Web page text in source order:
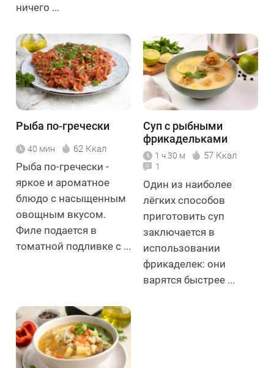
ничего ...
Рыба по-гречески
40 мин 62 Ккал
Рыба по-гречески -
яркое и ароматное
блюдо с насыщенным
овощным вкусом.
Филе подается в
томатной подливке с ...
Суп с рыбными
фрикадельками
1 ч 30 м 57 Ккал
1
Один из наиболее
лёгких способов
приготовить суп
заключается в
использовании
фрикаделек: они
варятся быстрее ...